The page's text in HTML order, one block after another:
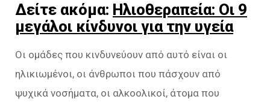
Δείτε ακόμα: Ηλιοθεραπεία: Οι 9
μεγάλοι κίνδυνοι για την υγεία
Οι ομάδες που κινδυνεύουν από αυτό είναι οι
ηλικιωμένοι, οι άνθρωποι που πάσχουν από
ψυχικά νοσήματα, οι αλκοολικοί, άτομα που